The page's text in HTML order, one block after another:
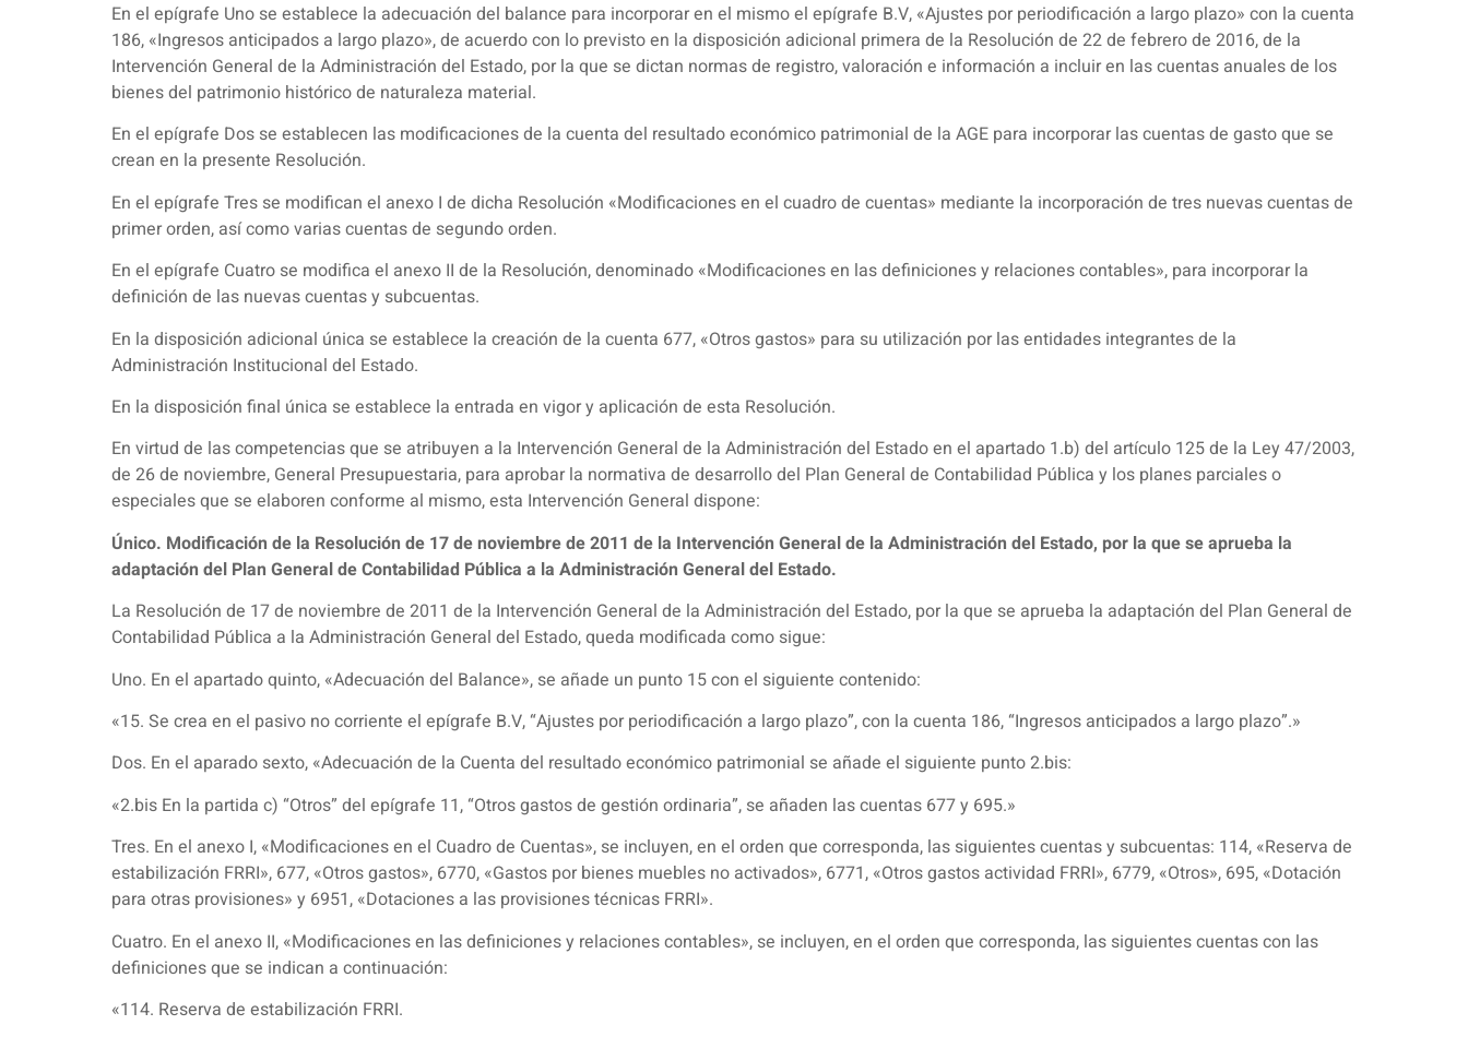
En el epígrafe Uno se establece la adecuación del balance para incorporar en el mismo el epígrafe B.V, «Ajustes por periodificación a largo plazo» con la cuenta
186, «Ingresos anticipados a largo plazo», de acuerdo con lo previsto en la disposición adicional primera de la Resolución de 22 de febrero de 2016, de la
Intervención General de la Administración del Estado, por la que se dictan normas de registro, valoración e información a incluir en las cuentas anuales de los
bienes del patrimonio histórico de naturaleza material.
En el epígrafe Dos se establecen las modificaciones de la cuenta del resultado económico patrimonial de la AGE para incorporar las cuentas de gasto que se
crean en la presente Resolución.
En el epígrafe Tres se modifican el anexo I de dicha Resolución «Modificaciones en el cuadro de cuentas» mediante la incorporación de tres nuevas cuentas de
primer orden, así como varias cuentas de segundo orden.
En el epígrafe Cuatro se modifica el anexo II de la Resolución, denominado «Modificaciones en las definiciones y relaciones contables», para incorporar la
definición de las nuevas cuentas y subcuentas.
En la disposición adicional única se establece la creación de la cuenta 677, «Otros gastos» para su utilización por las entidades integrantes de la
Administración Institucional del Estado.
En la disposición final única se establece la entrada en vigor y aplicación de esta Resolución.
En virtud de las competencias que se atribuyen a la Intervención General de la Administración del Estado en el apartado 1.b) del artículo 125 de la Ley 47/2003,
de 26 de noviembre, General Presupuestaria, para aprobar la normativa de desarrollo del Plan General de Contabilidad Pública y los planes parciales o
especiales que se elaboren conforme al mismo, esta Intervención General dispone:
Único. Modificación de la Resolución de 17 de noviembre de 2011 de la Intervención General de la Administración del Estado, por la que se aprueba la
adaptación del Plan General de Contabilidad Pública a la Administración General del Estado.
La Resolución de 17 de noviembre de 2011 de la Intervención General de la Administración del Estado, por la que se aprueba la adaptación del Plan General de
Contabilidad Pública a la Administración General del Estado, queda modificada como sigue:
Uno. En el apartado quinto, «Adecuación del Balance», se añade un punto 15 con el siguiente contenido:
«15. Se crea en el pasivo no corriente el epígrafe B.V, “Ajustes por periodificación a largo plazo”, con la cuenta 186, “Ingresos anticipados a largo plazo”.»
Dos. En el aparado sexto, «Adecuación de la Cuenta del resultado económico patrimonial se añade el siguiente punto 2.bis:
«2.bis En la partida c) “Otros” del epígrafe 11, “Otros gastos de gestión ordinaria”, se añaden las cuentas 677 y 695.»
Tres. En el anexo I, «Modificaciones en el Cuadro de Cuentas», se incluyen, en el orden que corresponda, las siguientes cuentas y subcuentas: 114, «Reserva de
estabilización FRRI», 677, «Otros gastos», 6770, «Gastos por bienes muebles no activados», 6771, «Otros gastos actividad FRRI», 6779, «Otros», 695, «Dotación
para otras provisiones» y 6951, «Dotaciones a las provisiones técnicas FRRI».
Cuatro. En el anexo II, «Modificaciones en las definiciones y relaciones contables», se incluyen, en el orden que corresponda, las siguientes cuentas con las
definiciones que se indican a continuación:
«114. Reserva de estabilización FRRI.